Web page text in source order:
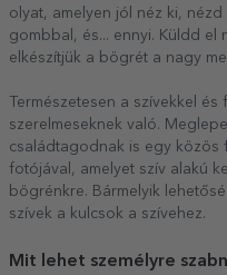
olyat, amelyen jól néz ki,
gombbal, és... ennyi. Küldd el
elkészítjük a bögrét a nagy
Természetesen a szívekkel
szerelmeseknek való.
családtagodnak is egy közös
fotójával, amelyet szív alakú
bögrénkre. Bármelyik
szívek a kulcsok a szívehez.
Mit lehet személyre